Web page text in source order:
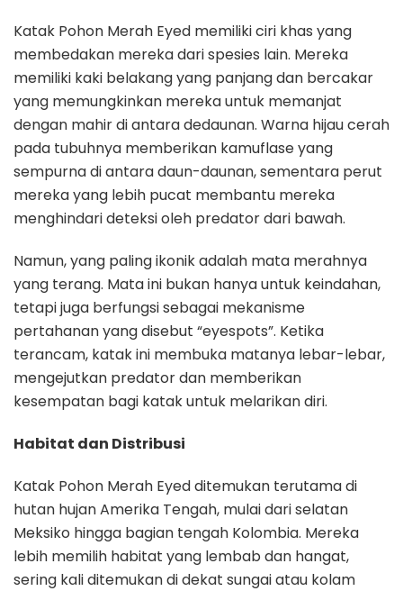
Katak Pohon Merah Eyed memiliki ciri khas yang
membedakan mereka dari spesies lain. Mereka
memiliki kaki belakang yang panjang dan bercakar
yang memungkinkan mereka untuk memanjat
dengan mahir di antara dedaunan. Warna hijau cerah
pada tubuhnya memberikan kamuflase yang
sempurna di antara daun-daunan, sementara perut
mereka yang lebih pucat membantu mereka
menghindari deteksi oleh predator dari bawah.
Namun, yang paling ikonik adalah mata merahnya
yang terang. Mata ini bukan hanya untuk keindahan,
tetapi juga berfungsi sebagai mekanisme
pertahanan yang disebut “eyespots”. Ketika
terancam, katak ini membuka matanya lebar-lebar,
mengejutkan predator dan memberikan
kesempatan bagi katak untuk melarikan diri.
Habitat dan Distribusi
Katak Pohon Merah Eyed ditemukan terutama di
hutan hujan Amerika Tengah, mulai dari selatan
Meksiko hingga bagian tengah Kolombia. Mereka
lebih memilih habitat yang lembab dan hangat,
sering kali ditemukan di dekat sungai atau kolam